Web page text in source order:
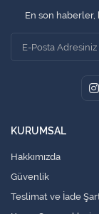
En son
KURUMSAL
Hakkımızda
Güvenlik
Teslimat ve İade